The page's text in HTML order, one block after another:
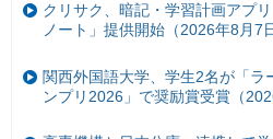
クリサク、暗記・学習計画アプ
ノート」提供開始（2026年8月7
関西外国語大学、学生2名が「ラ
ンプリ2026」で奨励賞受賞（